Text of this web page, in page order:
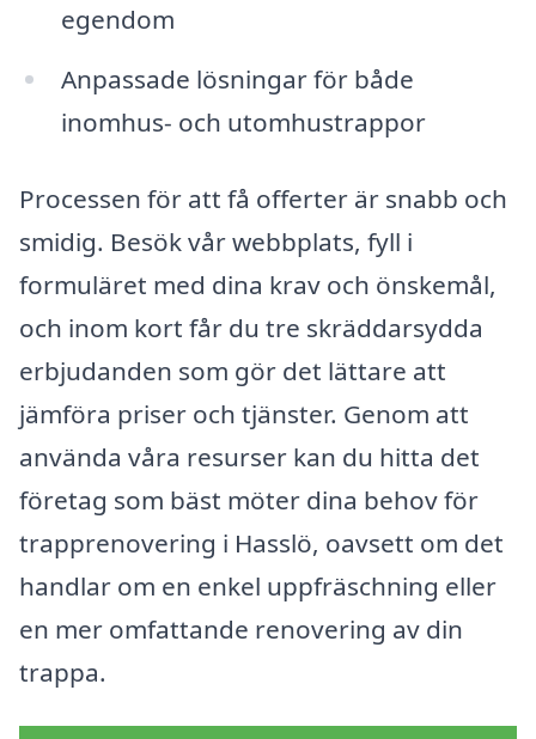
egendom
Anpassade lösningar för både
inomhus- och utomhustrappor
Processen för att få offerter är snabb och
smidig. Besök vår webbplats, fyll i
formuläret med dina krav och önskemål,
och inom kort får du tre skräddarsydda
erbjudanden som gör det lättare att
jämföra priser och tjänster. Genom att
använda våra resurser kan du hitta det
företag som bäst möter dina behov för
trapprenovering i Hasslö, oavsett om det
handlar om en enkel uppfräschning eller
en mer omfattande renovering av din
trappa.